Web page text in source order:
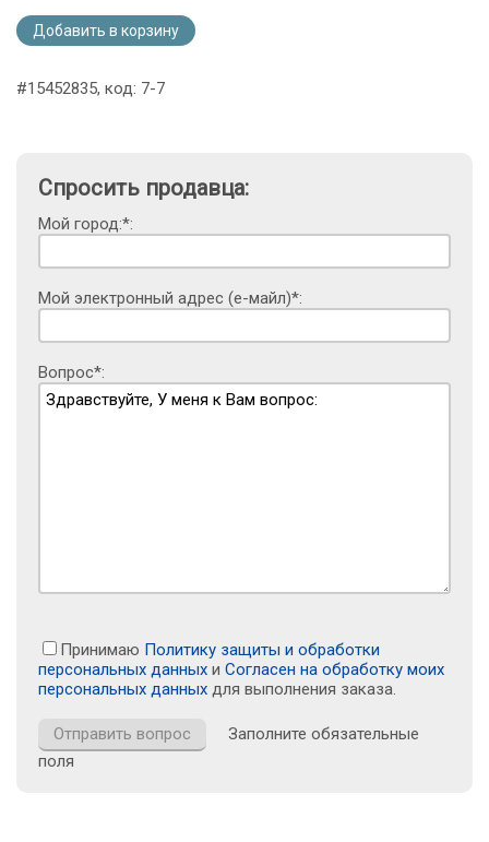
Добавить в корзину
#15452835, код: 7-7
Спросить продавца:
Мой город:*:
Мой электронный адрес (е-майл)*:
Вопрос*:
Принимаю Политику защиты и обработки
персональных данных и Согласен на обработку моих
персональных данных для выполнения заказа.
Заполните обязательные
поля